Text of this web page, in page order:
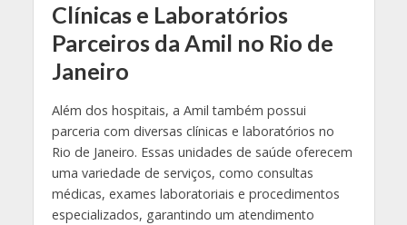
Clínicas e Laboratórios
Parceiros da Amil no Rio de
Janeiro
Além dos hospitais, a Amil também possui
parceria com diversas clínicas e laboratórios no
Rio de Janeiro. Essas unidades de saúde oferecem
uma variedade de serviços, como consultas
médicas, exames laboratoriais e procedimentos
especializados, garantindo um atendimento